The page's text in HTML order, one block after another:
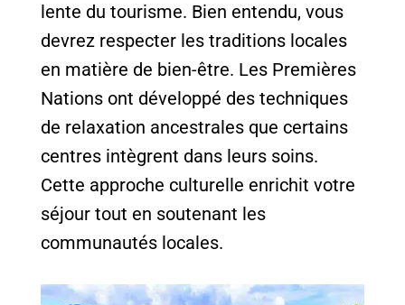
lente du tourisme. Bien entendu, vous
devrez respecter les traditions locales
en matière de bien-être. Les Premières
Nations ont développé des techniques
de relaxation ancestrales que certains
centres intègrent dans leurs soins.
Cette approche culturelle enrichit votre
séjour tout en soutenant les
communautés locales.